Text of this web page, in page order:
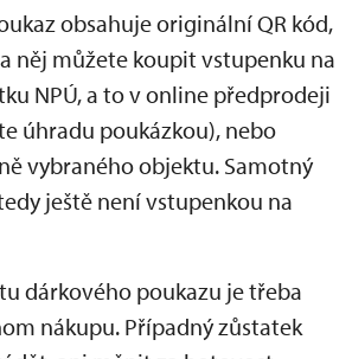
obsahuje originální QR kód,
něj můžete koupit vstupenku na
NPÚ, a to v online předprodeji
úhradu poukázkou), nebo
vybraného objektu. Samotný
ještě není vstupenkou na
dárkového poukazu je třeba
nákupu. Případný zůstatek